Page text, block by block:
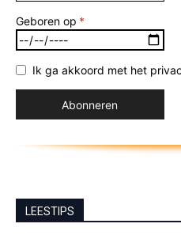
Geboren op
Ik ga akkoord met het
LEESTIPS